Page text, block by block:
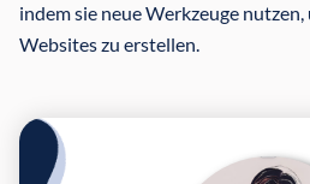
indem sie neue Werkzeuge nutzen,
Websites zu erstellen.